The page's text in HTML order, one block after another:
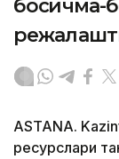
босқичма-
ASTANA.
ресурслари